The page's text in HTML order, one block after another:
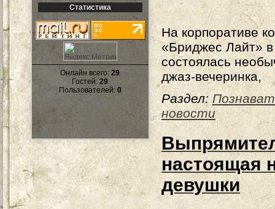
Статистика
Онлайн всего:29
Гостей:29
Пользователей: 0
На корпоративе
«Бриджес Лайт»
состоялась
джаз-вечеринка,
Раздел:
новости
настоящая
девушки